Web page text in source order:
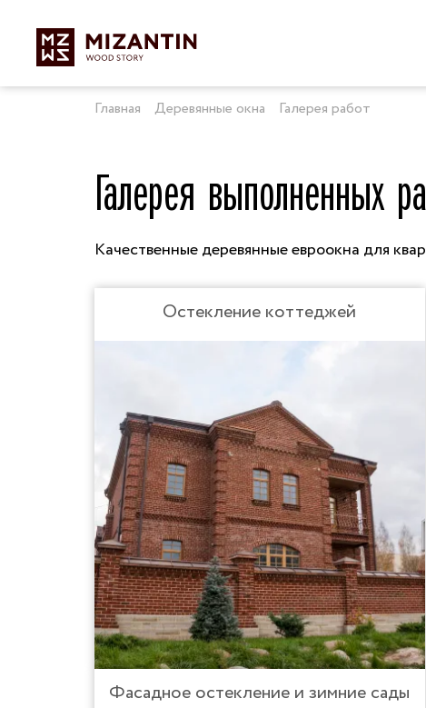
Главная Деревянные окна Галерея работ
Галерея выполненных
Качественные деревянные евроокна для
Остекление коттеджей
Фасадное остекление и зимние сады